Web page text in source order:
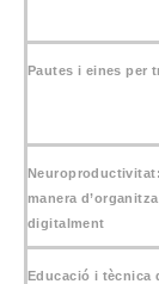
Pautes i eines per
manera
digitalment
Educació i tècnica